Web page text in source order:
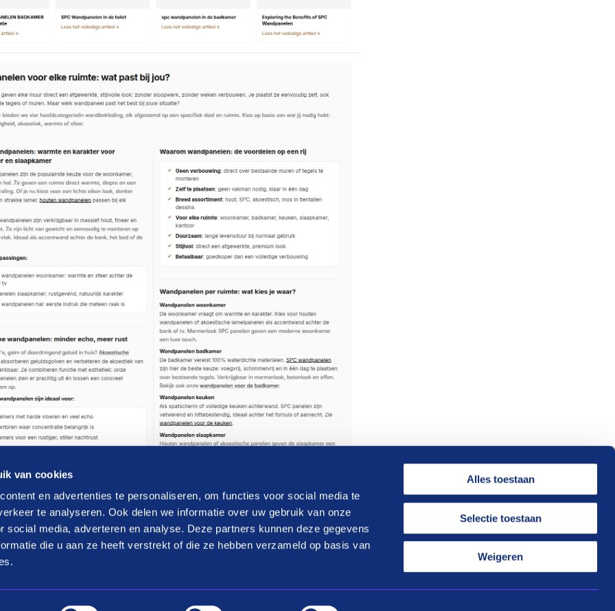
van cookies
en advertenties te personaliseren, om functies voor social media te
te analyseren. Ook delen we informatie over uw gebruik van onze
social media, adverteren en analyse. Deze partners kunnen deze gegevens
die u aan ze heeft verstrekt of die ze hebben verzameld op basis van
Alles toestaan
Selectie toestaan
Weigeren